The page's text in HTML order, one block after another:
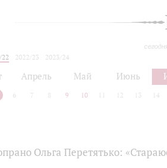
22 2022/23
2023/24
Апрель Май Июнь
6 7 8 9 10 12 13 14
Ольга Перетятько: